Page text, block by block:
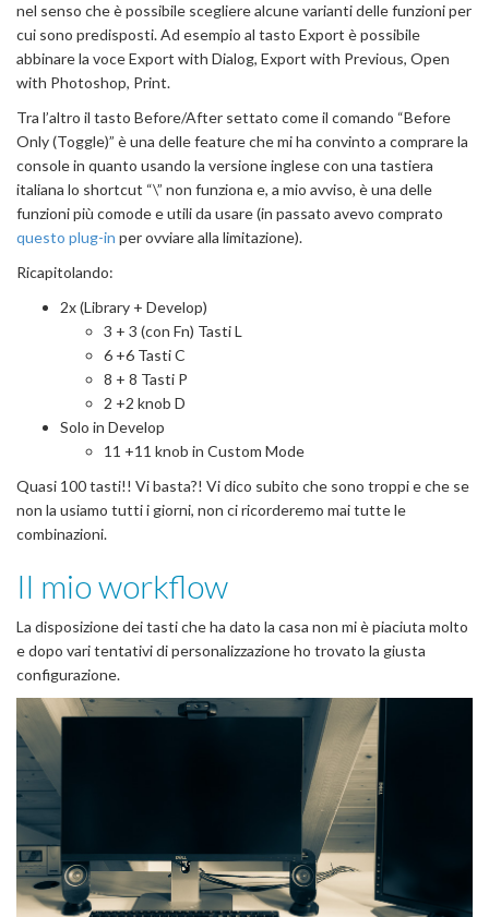
nel senso che è possibile scegliere alcune varianti delle funzioni per
cui sono predisposti. Ad esempio al tasto Export è possibile
abbinare la voce Export with Dialog, Export with Previous, Open
with Photoshop, Print.
Tra l’altro il tasto Before/After settato come il comando “Before
Only (Toggle)” è una delle feature che mi ha convinto a comprare la
console in quanto usando la versione inglese con una tastiera
italiana lo shortcut “\” non funziona e, a mio avviso, è una delle
funzioni più comode e utili da usare (in passato avevo comprato
questo plug-in per ovviare alla limitazione).
Ricapitolando:
2x (Library + Develop)
3 + 3 (con Fn) Tasti L
6 +6 Tasti C
8 + 8 Tasti P
2 +2 knob D
Solo in Develop
11 +11 knob in Custom Mode
Quasi 100 tasti!! Vi basta?! Vi dico subito che sono troppi e che se
non la usiamo tutti i giorni, non ci ricorderemo mai tutte le
combinazioni.
Il mio workflow
La disposizione dei tasti che ha dato la casa non mi è piaciuta molto
e dopo vari tentativi di personalizzazione ho trovato la giusta
configurazione.